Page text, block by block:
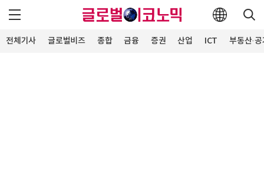
전체기사 글로벌비즈 종합 금융 증권 산업 ICT 부동산·